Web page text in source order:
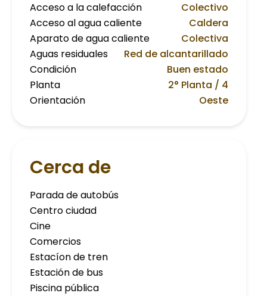
Acceso a la calefacción
Colectivo
Acceso al agua caliente
Caldera
Aparato de agua caliente
Colectiva
Aguas residuales
Red de alcantarillado
Condición
Buen estado
Planta
2° Planta / 4
Orientación
Oeste
Cerca de
Parada de autobús
Centro ciudad
Cine
Comercios
Estacíon de tren
Estación de bus
Piscina pública